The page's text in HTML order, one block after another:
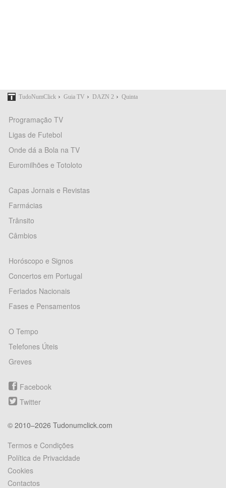
TudoNumClick › Guia TV › DAZN 2 › Quinta
Programação TV
Ligas de Futebol
Onde dá a Bola na TV
Euromilhões e Totoloto
Capas Jornais e Revistas
Farmácias
Trânsito
Câmbios
Horóscopo e Signos
Concertos em Portugal
Feriados Nacionais
Fases e Pensamentos
O Tempo
Telefones Úteis
Greves
Facebook
Twitter
© 2010–2026 Tudonumclick.com
Termos e Condições
Política de Privacidade
Cookies
Contactos